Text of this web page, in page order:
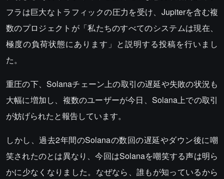
フラは巨大なトラフィックの圧力を受け、Jupiterを含む複
数のプロジェクトが「私たちのすべてのシステムは現在、
極度の負荷状態にあります」と説明する投稿を行いまし
た。
重圧の下、Solanaチェーン上の取引の遅延や失敗の状況も
大幅に増加し、複数のユーザーが今日、Solana上での取引
が妨げられたと報告しています。
しかし、過去2年間のSolanaの数回の遅延やダウン後に嘲
笑されたのとは異なり、今回はSolanaを嘲笑する声は明ら
かに少なくなりました。なぜなら、誰もが知っているから